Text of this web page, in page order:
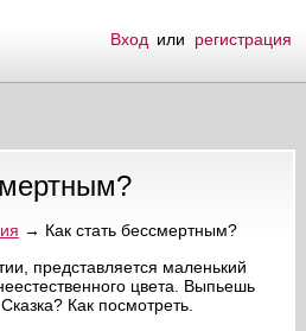
Вход или регистрация
→ Как стать бессмертным?
представляется маленький
цвета. Выпьешь
Как посмотреть.